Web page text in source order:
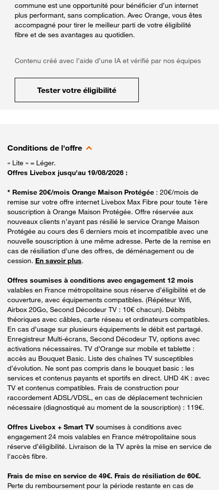
commune est une opportunité pour bénéficier d’un internet
plus performant, sans complication. Avec Orange, vous êtes
accompagné pour tirer le meilleur parti de votre éligibilité
fibre et de ses avantages au quotidien.
Contenu créé avec l’aide d’une IA et vérifié par nos équipes
Tester votre éligibilité
Conditions de l'offre
« Lite » = Léger.
Offres Livebox jusqu'au 19/08/2026 :
* Remise 20€/mois Orange Maison Protégée : 20€/mois de
remise sur votre offre internet Livebox Max Fibre pour toute 1ère
souscription à Orange Maison Protégée. Offre réservée aux
nouveaux clients n’ayant pas résilié le service Orange Maison
Protégée au cours des 6 derniers mois et incompatible avec une
nouvelle souscription à une même adresse. Perte de la remise en
cas de résiliation d’une des offres, de déménagement ou de
cession. En savoir plus.
Offres soumises à conditions avec engagement 12 mois
valables en France métropolitaine sous réserve d’éligibilité et de
couverture, avec équipements compatibles. (Répéteur Wifi,
Airbox 20Go, Second Décodeur TV : 10€ chacun). Débits
théoriques avec câbles, carte réseau et ordinateurs compatibles.
En cas d’usage sur plusieurs équipements le débit est partagé.
Enregistreur Multi-écrans, Second Décodeur TV, options avec
activations nécessaires. TV d’Orange sur mobile et tablette :
accès au Bouquet Basic. Liste des chaînes TV susceptibles
d’évolution. Ne sont pas compris dans le bouquet basic : les
services et contenus payants et sportifs en direct. UHD 4K : avec
TV et contenus compatibles. Frais de construction pour
raccordement ADSL/VDSL, en cas de déplacement technicien
nécessaire (diagnostiqué au moment de la souscription) : 119€.
Offres Livebox + Smart TV soumises à conditions avec
engagement 24 mois valables en France métropolitaine sous
réserve d’éligibilité. Livraison de la TV après la mise en service de
l'accès fibre.
Frais de mise en service de 49€. Frais de résiliation de 60€.
Perte du remboursement pour la période restante en cas de